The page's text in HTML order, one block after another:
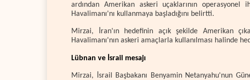
ardından Amerikan askeri uçaklarının operasyonel
Havalimanı'nı kullanmaya başladığını belirtti.
Mirzai, İran'ın hedefinin açık şekilde Amerikan
Havalimanı'nın askeri amaçlarla kullanılması halinde
Lübnan ve İsrail mesajı
Mirzai, İsrail Başbakanı Benyamin Netanyahu'nun